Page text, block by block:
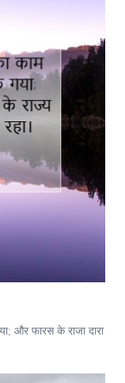
और फारस के राजा दारा